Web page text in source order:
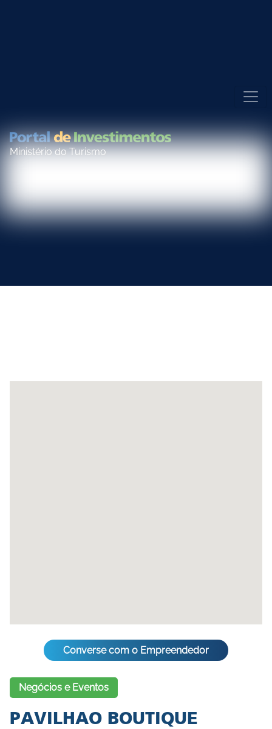
Ministério do Turismo
Converse com o Empreendedor
Negócios e Eventos
PAVILHAO BOUTIQUE